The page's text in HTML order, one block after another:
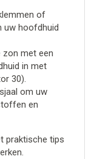
of
uw hoofdhuid
zon met een
in met
30).
om uw
en
praktische tips